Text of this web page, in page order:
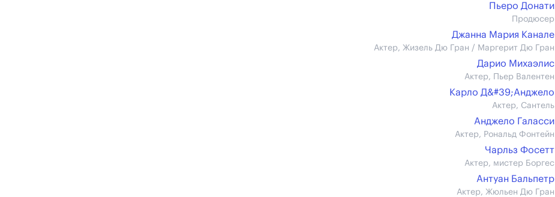
Пьеро Донати
Продюсер
Джанна Мария Канале
Актер, Жизель Дю Гран / Маргерит Дю Гран
Дарио Михаэлис
Актер, Пьер Валентен
Карло Д&#39;Анджело
Актер, Сантель
Анджело Галасси
Актер, Рональд Фонтейн
Чарльз Фосетт
Актер, мистер Боргес
Антуан Бальпетр
Актер, Жюльен Дю Гран